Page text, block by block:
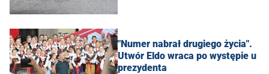
"Numer nabrał drugiego życia".
Utwór Eldo wraca po występie u
prezydenta